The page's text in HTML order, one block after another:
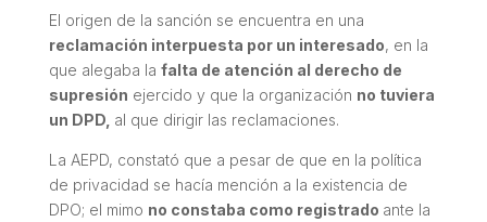
El origen de la sanción se encuentra en una
reclamación interpuesta por un interesado, en la
que alegaba la falta de atención al derecho de
supresión ejercido y que la organización no tuviera
un DPD, al que dirigir las reclamaciones.
La AEPD, constató que a pesar de que en la política
de privacidad se hacía mención a la existencia de
DPO; el mimo no constaba como registrado ante la